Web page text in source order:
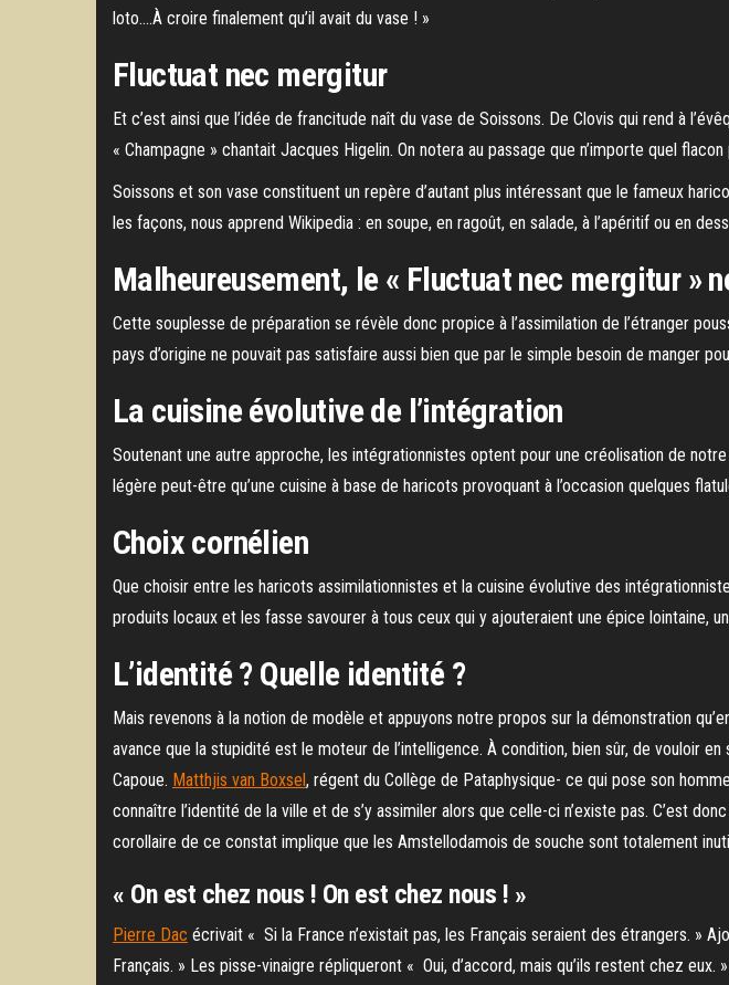
loto….À croire finalement qu’il avait du vase ! »
Fluctuat nec mergitur
Et c’est ainsi que l’idée de francitude naît du vase de Soissons. De Clovis qui rend à
« Champagne » chantait Jacques Higelin. On notera au passage que n’importe quel
Soissons et son vase constituent un repère d’autant plus intéressant que le fameux
les façons, nous apprend Wikipedia : en soupe, en ragoût, en salade, à l’apéritif ou en
Malheureusement, le « Fluctuat nec mergitur »
Cette souplesse de préparation se révèle donc propice à l’assimilation de l’étranger
pays d’origine ne pouvait pas satisfaire aussi bien que par le simple besoin de manger
La cuisine évolutive de l’intégration
Soutenant une autre approche, les intégrationnistes optent pour une créolisation de
légère peut-être qu’une cuisine à base de haricots provoquant à l’occasion quelques
Choix cornélien
Que choisir entre les haricots assimilationnistes et la cuisine évolutive des
produits locaux et les fasse savourer à tous ceux qui y ajouteraient une épice lointaine,
L’identité ? Quelle identité ?
Mais revenons à la notion de modèle et appuyons notre propos sur la démonstration
avance que la stupidité est le moteur de l’intelligence. À condition, bien sûr, de vouloir
Capoue. Matthjis van Boxsel , régent du Collège de Pataphysique- ce qui pose son
connaître l’identité de la ville et de s’y assimiler alors que celle-ci n’existe pas. C’est
corollaire de ce constat implique que les Amstellodamois de souche sont totalement
« On est chez nous ! On est chez nous ! »
Pierre Dac écrivait « Si la France n’existait pas, les Français seraient des étrangers. »
Français. » Les pisse-vinaigre répliqueront « Oui, d’accord, mais qu’ils restent chez